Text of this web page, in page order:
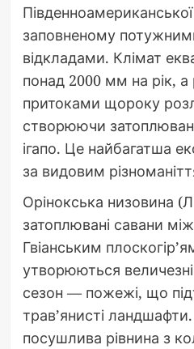
заповненому
відкладами. Клімат
понад 2000 мм на рік, а
притоками щороку
створюючи
ігапо. Це найбагатша
за видовим
Орінокська низовина
затоплювані савани
Гвіанським
утворюються
сезон — пожежі, що
трав’янисті
посушлива рівнина з